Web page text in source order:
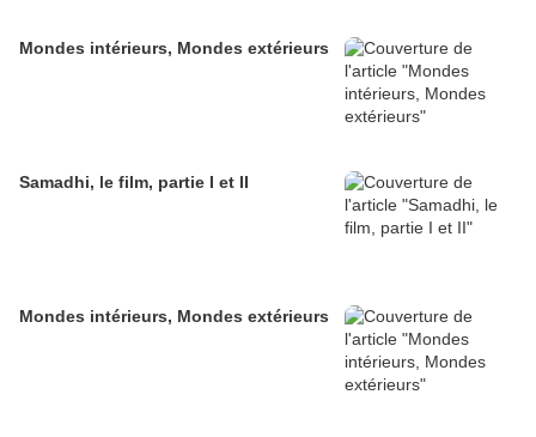
Mondes intérieurs, Mondes extérieurs
Samadhi, le film, partie I et II
Mondes intérieurs, Mondes extérieurs